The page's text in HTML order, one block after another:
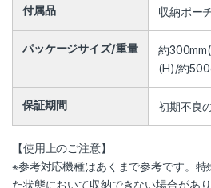
付属品 収納ポー
パッケージサイズ/重量
約
(H)/約
保証期間 初期不良
【使用上のご注意】
※参考対応機種はあくまで参考です。
た状態において収納できない場合があり